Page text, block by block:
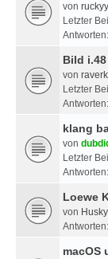
von ruckyy
Letzter
Antworten:
Bild
von
Letzter
Antworten:
klang
von
Letzter
Antworten:
Loewe
von
Antworten:
macOS